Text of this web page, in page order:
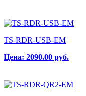
TS-RDR-USB-EM
Цена: 2090.00 руб.